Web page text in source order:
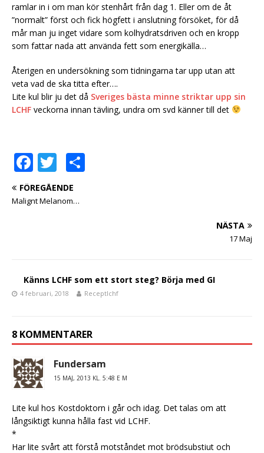
ramlar in i om man kör stenhårt från dag 1. Eller om de åt
”normalt” först och fick högfett i anslutning försöket, för då
mår man ju inget vidare som kolhydratsdriven och en kropp
som fattar nada att använda fett som energikälla…
Återigen en undersökning som tidningarna tar upp utan att
veta vad de ska titta efter….
Lite kul blir ju det då Sveriges bästa minne striktar upp sin
LCHF veckorna innan tävling, undra om svd känner till det
F
a
c
o
k
T
w
it
FÖREGÅENDE
Malignt Melanom…
NÄSTA
17 Maj
Känns LCHF som ett stort steg? Börja med GI
4 februari, 2018 Receptlchf
8 KOMMENTARER
Fundersam
15 MAJ, 2013 KL. 5:48 E M
Lite kul hos Kostdoktorn i går och idag. Det talas om att
långsiktigt kunna hålla fast vid LCHF.
*
Har lite svårt att förstå motståndet mot brödsubstiut och